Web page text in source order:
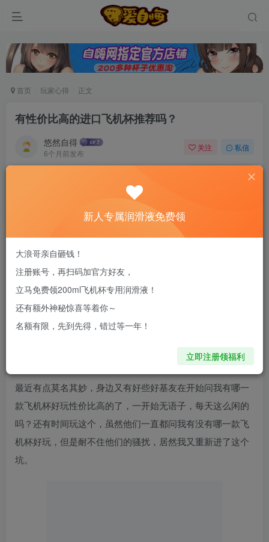
首页 玩家心得 正文
有性价比高的进口飞机杯推荐吗？
悠然自得
6个月前发布
关注 私信
新老司机速来！注册自嗨网+扫码加好友，即
送200ml润滑液→
哈哈哈哈，最近正好有被安利，从前我都是玩国产的飞机
杯，现在对铺天盖地的进口飞机杯也感到了兴趣了。
我先说说我以前，在刚上大一的时候，其实也玩过不少，不
过那时候没什么钱，就只会买那些便宜质量又差的飞机杯，
想着销量那么高虽然是国产的，想着应该也比手舒服就跟风
最近有点莫名其妙，身边又有好些好基友在开始问我有哪一
款飞机杯好玩性价比高的了，一开始无语子，每天这么闲的
吗？还有时间玩这个，虽然他们一直都问我有没有哪一款飞
机杯好玩，但是耐不住他们的骚扰，居然我又重新进了这个
坑。
新人专属润滑液免费领
大浪哥亲自砸钱！
注册账号，再扫码加官方好友，
立马免费领200ml飞机杯专用润滑液！
还有额外神秘惊喜等着你～
名额有限，先到先得，错过等一年！
立即注册领福利